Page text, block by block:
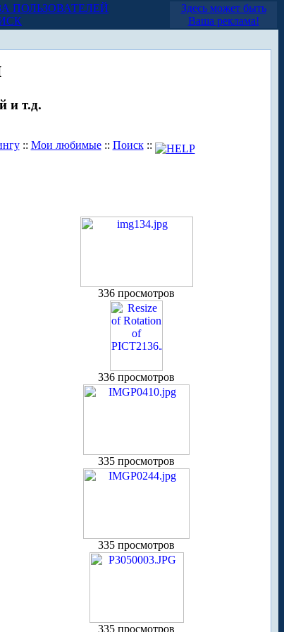
ПОЛЬЗОВАТЕЛЕЙ
Здесь может быть
Ваша реклама!
и т.д.
:: Мои любимые:: Поиск::
336 просмотров
336 просмотров
335 просмотров
335 просмотров
335 просмотров